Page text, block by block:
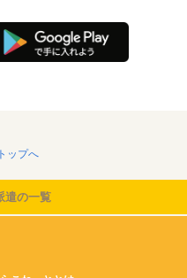
ップへ
の一覧